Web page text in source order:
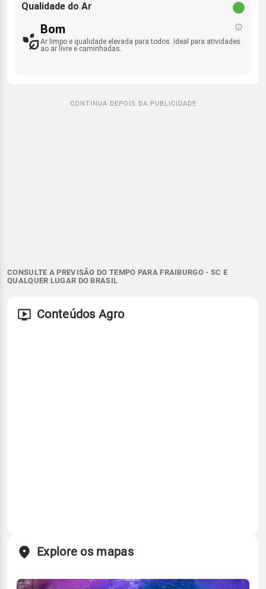
Qualidade do Ar
Bom
Ar limpo e qualidade elevada para todos. Ideal para atividades
ao ar livre e caminhadas.
CONSULTE A PREVISÃO DO TEMPO PARA FRAIBURGO - SC E
QUALQUER LUGAR DO BRASIL
Conteúdos Agro
Explore os mapas